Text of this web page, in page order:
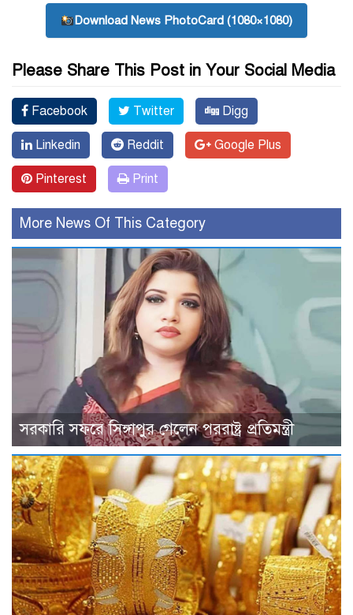
Download News PhotoCard (1080×1080)
Please Share This Post in Your Social Media
Facebook Twitter Digg
Linkedin Reddit Google Plus
Pinterest Print
More News Of This Category
সরকারি সফরে সিঙ্গাপুর গেলেন পররাষ্ট্র প্রতিমন্ত্রী